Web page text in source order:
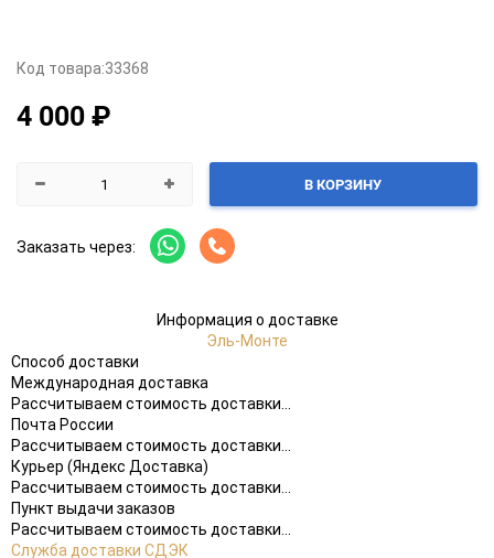
Код товара:33368
4 000 ₽
В КОРЗИНУ
Заказать через:
Информация о доставке
Эль-Монте
Способ доставки
Международная доставка
Рассчитываем стоимость доставки...
Почта России
Рассчитываем стоимость доставки...
Курьер (Яндекс Доставка)
Рассчитываем стоимость доставки...
Пункт выдачи заказов
Рассчитываем стоимость доставки...
Служба доставки СДЭК